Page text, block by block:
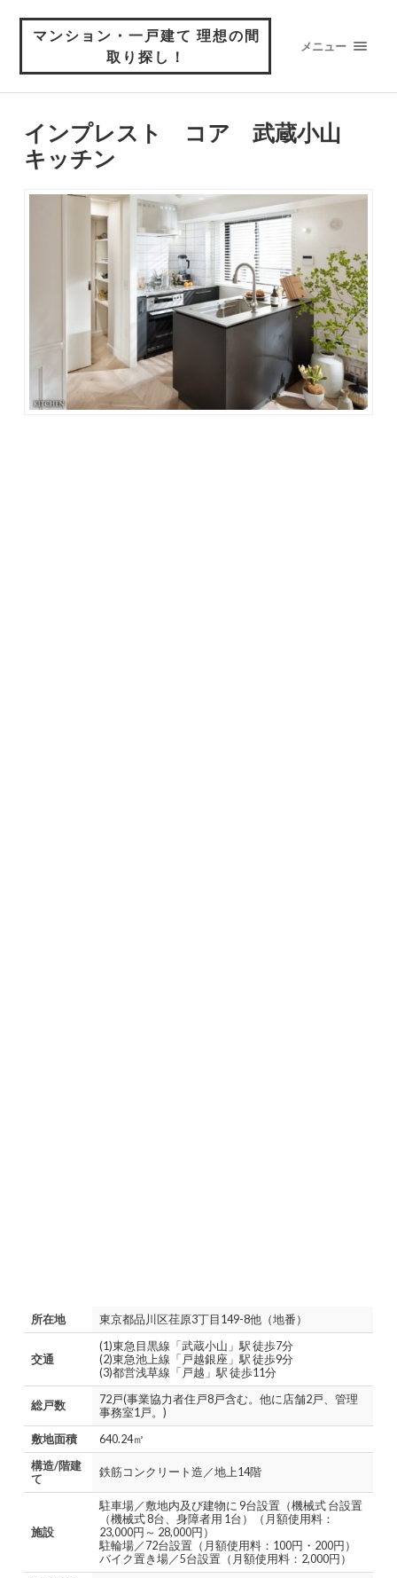
マンション・一戸建て 理想の間
取り探し！
メニュー
インプレスト コア 武蔵小山
キッチン
所在地 東京都品川区荏原3丁目149-8他（地番）
交通
(1)東急目黒線「武蔵小山」駅 徒歩7分
(2)東急池上線「戸越銀座」駅 徒歩9分
(3)都営浅草線「戸越」駅 徒歩11分
総戸数
72戸(事業協力者住戸8戸含む。他に店舗2戸、管理
事務室1戸。)
敷地面積
640.24㎡
構造/階建
て
鉄筋コンクリート造／地上14階
施設
駐車場／敷地内及び建物に 9台設置（機械式 台設置
（機械式 8台、身障者用 1台）（月額使用料：
23,000円～ 28,000円）
駐輪場／72台設置（月額使用料：100円・200円）
バイク置き場／5台設置（月額使用料：2,000円）